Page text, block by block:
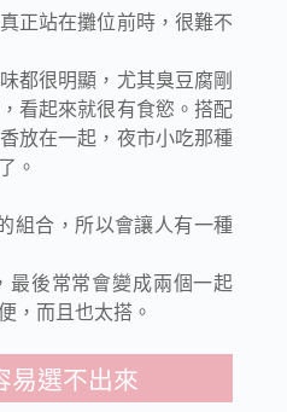
正站在攤位前時，很難不
都很明顯，尤其臭豆腐剛
看起來就很有食慾。搭配
放在一起，夜市小吃那種
。
組合，所以會讓人有一種
最後常常會變成兩個一起
，而且也太搭。
易選不出來